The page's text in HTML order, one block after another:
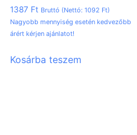
1387 Ft Bruttó (Nettó: 1092 Ft)
Nagyobb mennyiség esetén kedvezőbb
árért kérjen ajánlatot!
Kosárba teszem